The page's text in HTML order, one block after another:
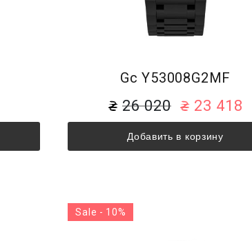
Gc Y53008G2MF
26 020 23 418
Добавить в корзину
Sale - 10%